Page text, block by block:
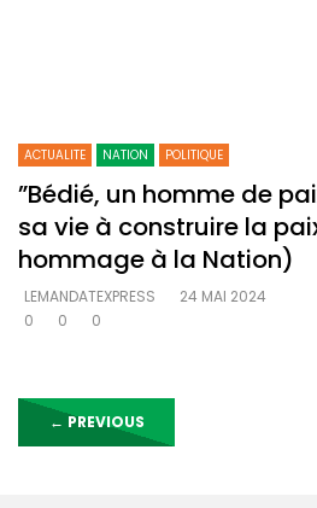
ACTUALITE NATION POLITIQUE
”Bédié, un homme de
sa vie à construire la
hommage à la Nation)
LEMANDATEXPRESS
24 MAI 2024
0
0 0
← PREVIOUS